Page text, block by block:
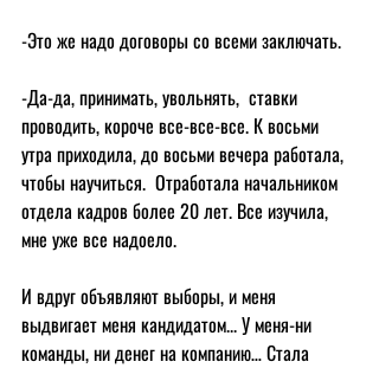
-Это же надо договоры со всеми заключать.
-Да-да, принимать, увольнять,  ставки
проводить, короче все-все-все. К восьми
утра приходила, до восьми вечера работала,
чтобы научиться.  Отработала начальником
отдела кадров более 20 лет. Все изучила,
мне уже все надоело.
И вдруг объявляют выборы, и меня
выдвигает меня кандидатом... У меня-ни
команды, ни денег на компанию… Стала